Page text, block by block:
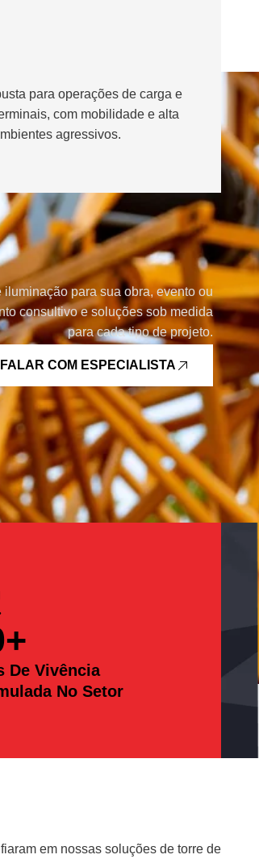
para operações de carga e
com mobilidade e alta
agressivos.
para sua obra, evento ou
consultivo e soluções sob medida
para cada tipo de projeto.
FALAR COM ESPECIALISTA
De Vivência
No Setor
+
em nossas soluções de torre de